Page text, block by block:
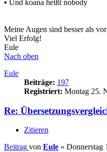
▪ Und koana heißt nobody
Meine Augen sind besser als
Viel Erfolg!
Eule
Nach oben
Eule
Beiträge: 197
Registriert: Montag 25.
Re:
Zitieren
Beitrag von Eule » Donnerstag